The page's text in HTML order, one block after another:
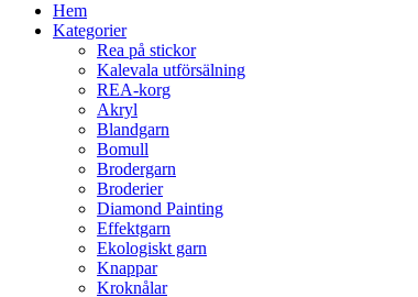
Hem
Kategorier
Rea på stickor
Kalevala utförsälning
REA-korg
Akryl
Blandgarn
Bomull
Brodergarn
Broderier
Diamond Painting
Effektgarn
Ekologiskt garn
Knappar
Kroknålar